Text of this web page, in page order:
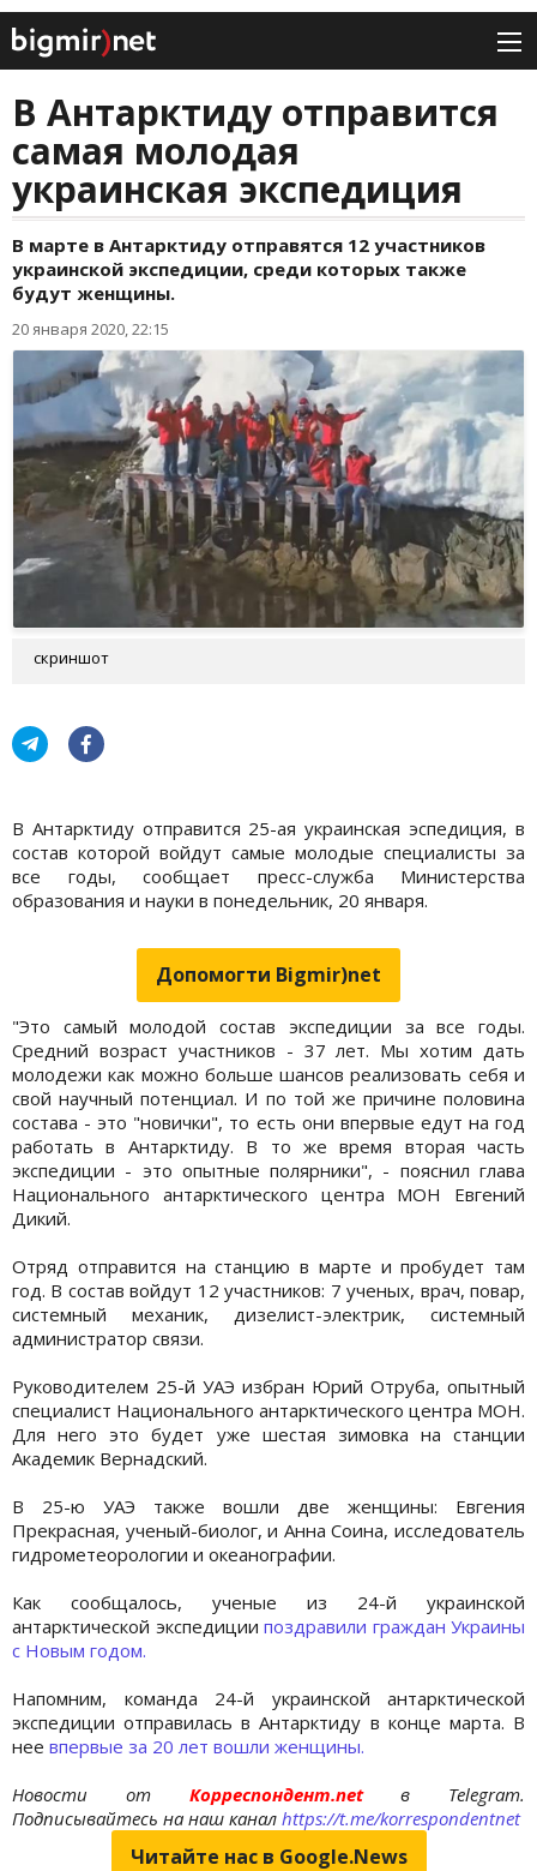
В Антарктиду отправится
самая молодая
украинская экспедиция
В марте в Антарктиду отправятся 12 участников
украинской экспедиции, среди которых также
будут женщины.
20 января 2020, 22:15
скриншот
В Антарктиду отправится 25-ая украинская эспедиция, в
состав которой войдут самые молодые специалисты за
все годы, сообщает пресс-служба Министерства
образования и науки в понедельник, 20 января.
Допомогти Bigmir)net
"Это самый молодой состав экспедиции за все годы.
Средний возраст участников - 37 лет. Мы хотим дать
молодежи как можно больше шансов реализовать себя и
свой научный потенциал. И по той же причине половина
состава - это "новички", то есть они впервые едут на год
работать в Антарктиду. В то же время вторая часть
экспедиции - это опытные полярники", - пояснил глава
Национального антарктического центра МОН Евгений
Дикий.
Отряд отправится на станцию в марте и пробудет там
год. В состав войдут 12 участников: 7 ученых, врач, повар,
системный механик, дизелист-электрик, системный
администратор связи.
Руководителем 25-й УАЭ избран Юрий Отруба, опытный
специалист Национального антарктического центра МОН.
Для него это будет уже шестая зимовка на станции
Академик Вернадский.
В 25-ю УАЭ также вошли две женщины: Евгения
Прекрасная, ученый-биолог, и Анна Соина, исследователь
гидрометеорологии и океанографии.
Как сообщалось, ученые из 24-й украинской
антарктической экспедиции поздравили граждан Украины
с Новым годом.
Напомним, команда 24-й украинской антарктической
экспедиции отправилась в Антарктиду в конце марта. В
нее впервые за 20 лет вошли женщины.
Новости отКорреспондент.netв Telegram.
Подписывайтесь на наш канал https://t.me/korrespondentnet
Читайте нас в Google.News